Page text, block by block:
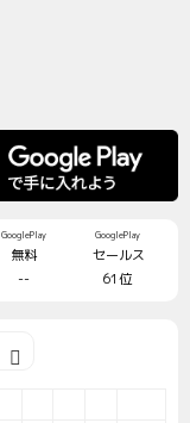
GooglePlay
無料
--
GooglePlay
セールス
61位